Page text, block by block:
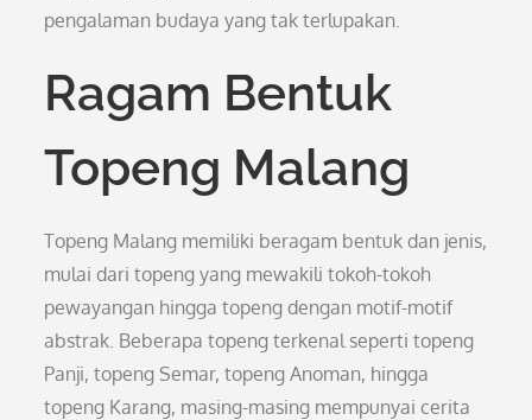
pengalaman budaya yang tak terlupakan.
Ragam Bentuk
Topeng Malang
Topeng Malang memiliki beragam bentuk dan jenis,
mulai dari topeng yang mewakili tokoh-tokoh
pewayangan hingga topeng dengan motif-motif
abstrak. Beberapa topeng terkenal seperti topeng
Panji, topeng Semar, topeng Anoman, hingga
topeng Karang, masing-masing mempunyai cerita